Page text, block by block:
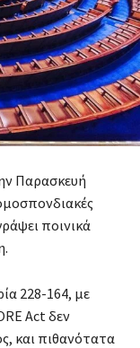
Παρασκευή
ποινικά
228-164, με
Act δεν
και πιθανότατα